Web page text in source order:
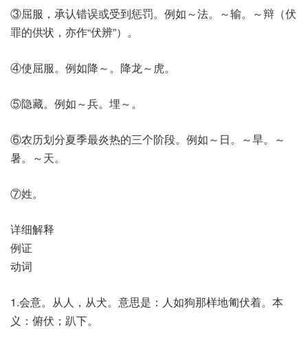
③屈服，承认错误或受到惩罚。例如～法。～输。～辩（伏
罪的供状，亦作“伏辨”）。
④使屈服。例如降～。降龙～虎。
⑤隐藏。例如～兵。埋～。
⑥农历划分夏季最炎热的三个阶段。例如～日。～旱。～
暑。～天。
⑦姓。
详细解释
例证
动词
1.会意。从人，从犬。意思是：人如狗那样地匍伏着。本
义：俯伏；趴下。